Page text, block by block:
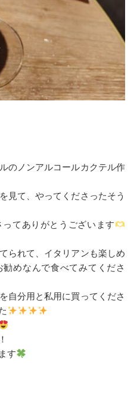
のノンアルコールカクテル作
見て、やってくださったそう
てありがとうございます
られて、イタリアンも楽しめ
めなんで食べてみてくださ
自分用と私用に買ってくださ
す